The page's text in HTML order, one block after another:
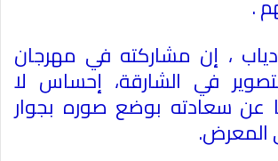
، إن مشاركته في مهرجان
في الشارقة، إحساس لا
عن سعادته بوضع صوره بجوار
المعرض.